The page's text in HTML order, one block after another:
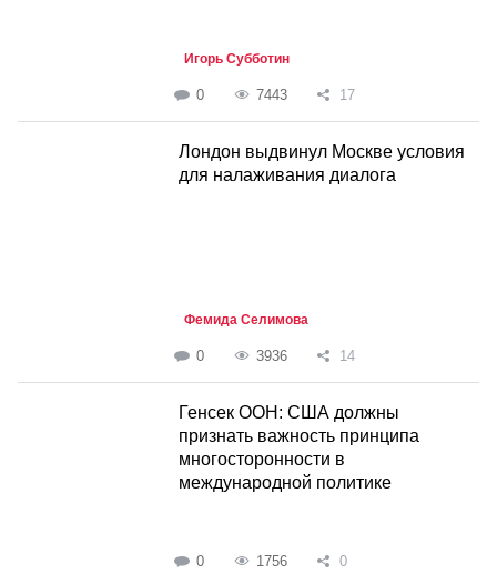
Игорь Субботин
0 7443 17
Лондон выдвинул Москве условия
для налаживания диалога
Фемида Селимова
0 3936 14
Генсек ООН: США должны
признать важность принципа
многосторонности в
международной политике
0 1756 0